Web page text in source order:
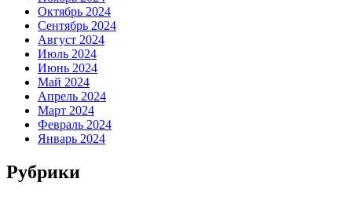
Октябрь 2024
Сентябрь 2024
Август 2024
Июль 2024
Июнь 2024
Май 2024
Апрель 2024
Март 2024
Февраль 2024
Январь 2024
Рубрики